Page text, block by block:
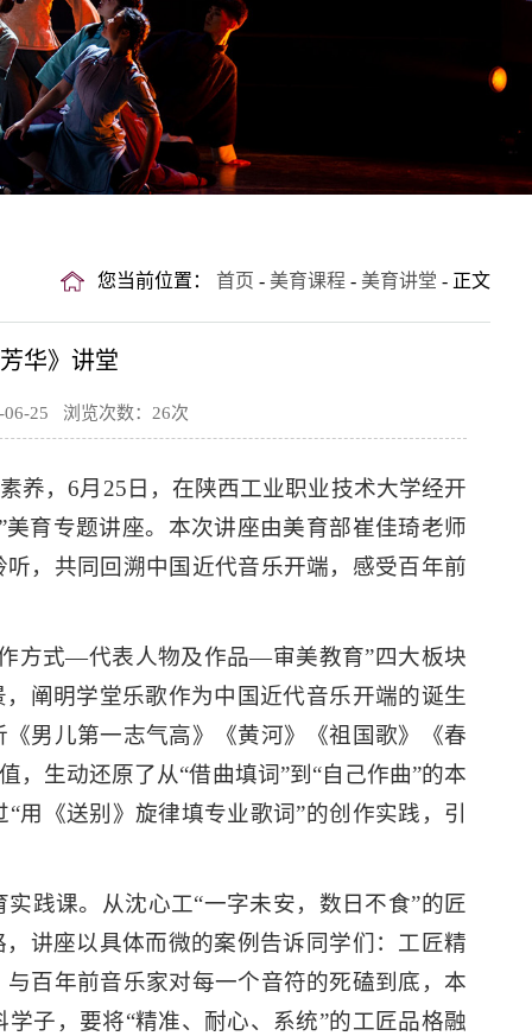
您当前位置： 首页 - 美育课程 - 美育讲堂 - 正文
华》讲堂
25 浏览次数： 26次
养，6月25日，在陕西工业职业技术大学经开
育专题讲座。本次讲座由美育部崔佳琦老师
，共同回溯中国近代音乐开端，感受百年前
方式—代表人物及作品—审美教育”四大板块
阐明学堂乐歌作为中国近代音乐开端的诞生
男儿第一志气高》《黄河》《祖国歌》《春
生动还原了从“借曲填词”到“自己作曲”的本
《送别》旋律填专业歌词”的创作实践，引
践课。从沈心工“一字未安，数日不食”的匠
讲座以具体而微的案例告诉同学们：工匠精
百年前音乐家对每一个音符的死磕到底，本
子，要将“精准、耐心、系统”的工匠品格融